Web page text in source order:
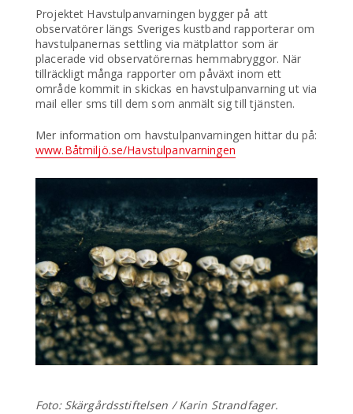
Projektet Havstulpanvarningen bygger på att
observatörer längs Sveriges kustband rapporterar om
havstulpanernas settling via mätplattor som är
placerade vid observatörernas hemmabryggor. När
tillräckligt många rapporter om påväxt inom ett
område kommit in skickas en havstulpanvarning ut via
mail eller sms till dem som anmält sig till tjänsten.
Mer information om havstulpanvarningen hittar du på:
www.Båtmiljö.se/Havstulpanvarningen
Foto: Skärgårdsstiftelsen / Karin Strandfager.